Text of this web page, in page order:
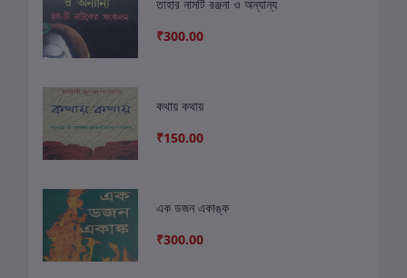
তাহার নামটি রঞ্জনা ও অন্যান্য
₹300.00
কথায় কথায়
₹150.00
এক ডজন একাঙ্ক
₹300.00